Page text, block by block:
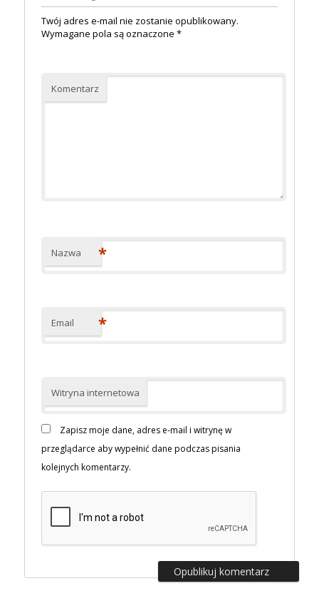
Twój adres e-mail nie zostanie opublikowany.
Wymagane pola są oznaczone *
Komentarz
Nazwa *
Email *
Witryna internetowa
Zapisz moje dane, adres e-mail i witrynę w
przeglądarce aby wypełnić dane podczas pisania
kolejnych komentarzy.